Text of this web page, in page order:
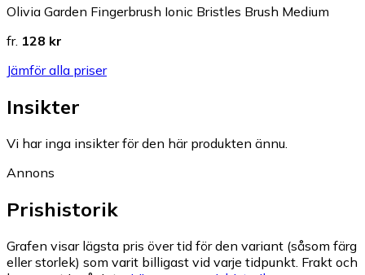
Olivia Garden Fingerbrush Ionic Bristles Brush Medium
fr. 128 kr
Jämför alla priser
Insikter
Vi har inga insikter för den här produkten ännu.
Annons
Prishistorik
Grafen visar lägsta pris över tid för den variant (såsom färg
eller storlek) som varit billigast vid varje tidpunkt. Frakt och